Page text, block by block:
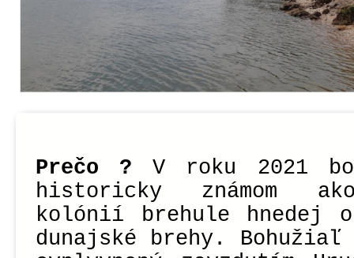
Prečo ? V roku 2021
historicky známom
kolónií brehule hnedej
dunajské brehy.